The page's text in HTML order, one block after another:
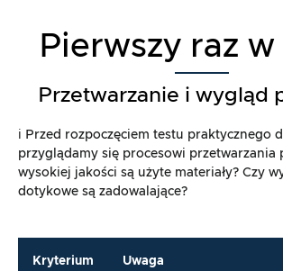
Pierwszy raz w
Przetwarzanie i wygląd
ℹ️ Przed rozpoczęciem testu praktycznego
przyglądamy się procesowi przetwarzania
wysokiej jakości są użyte materiały? Czy
dotykowe są zadowalające?
Kryterium Uwaga